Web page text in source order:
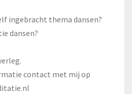
ingebracht thema dansen?
dansen?
contact met mij op